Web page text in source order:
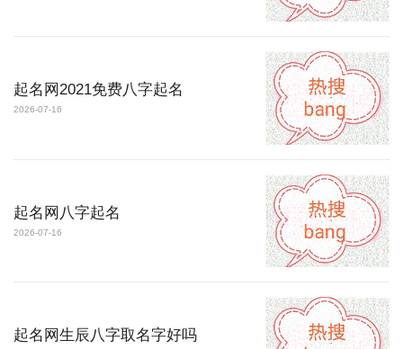
起名网2021免费八字起名
2026-07-16
起名网八字起名
2026-07-16
起名网生辰八字取名字好吗